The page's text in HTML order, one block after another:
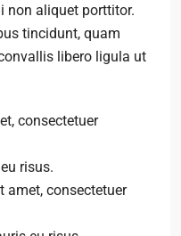
non aliquet porttitor.
tincidunt, quam
libero ligula ut
consectetuer
risus.
amet, consectetuer